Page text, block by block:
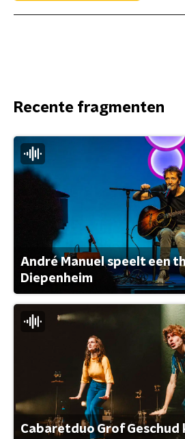
Recente fragmenten
André Manuel speelt een
Diepenheim
Cabaretduo Grof Geschud